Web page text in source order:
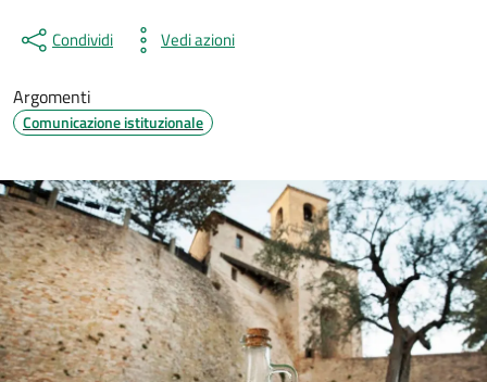
Condividi Vedi azioni
Argomenti
Comunicazione istituzionale